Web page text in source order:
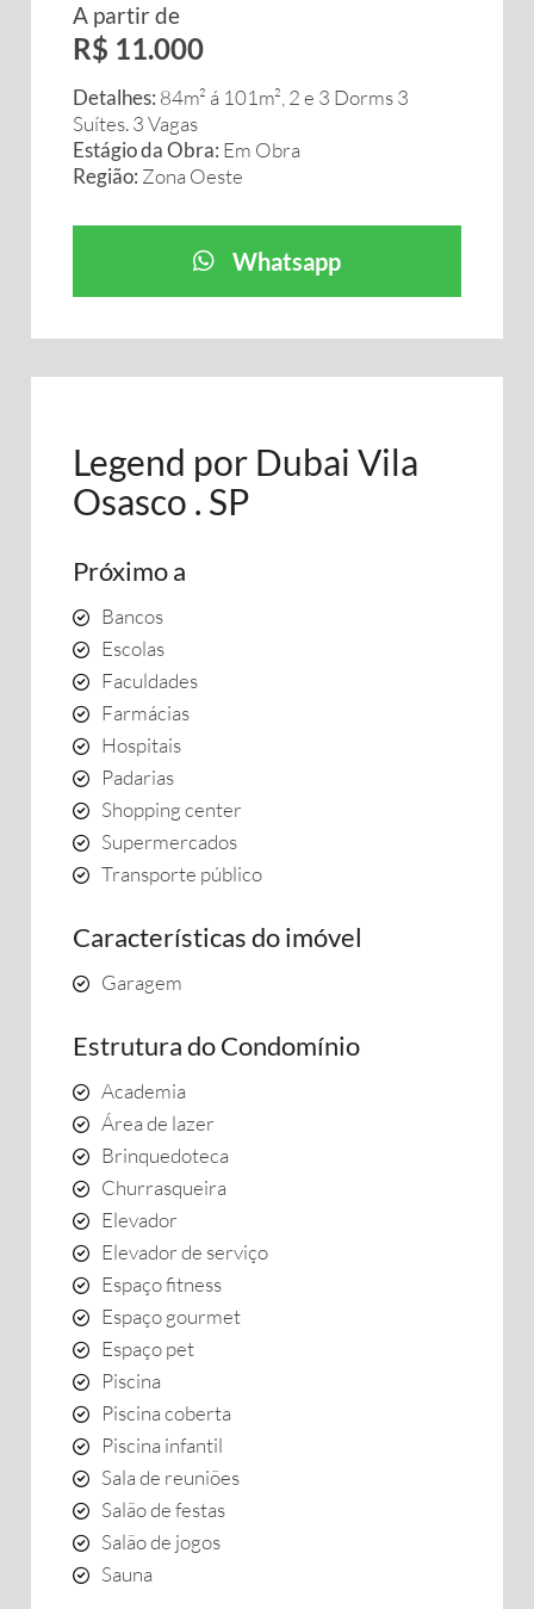
A partir de
R$ 11.000
Detalhes: 84m² á 101m², 2 e 3 Dorms 3
Suítes. 3 Vagas
Estágio da Obra: Em Obra
Região: Zona Oeste
Whatsapp
Legend por Dubai Vila
Osasco . SP
Próximo a
Bancos
Escolas
Faculdades
Farmácias
Hospitais
Padarias
Shopping center
Supermercados
Transporte público
Características do imóvel
Garagem
Estrutura do Condomínio
Academia
Área de lazer
Brinquedoteca
Churrasqueira
Elevador
Elevador de serviço
Espaço fitness
Espaço gourmet
Espaço pet
Piscina
Piscina coberta
Piscina infantil
Sala de reuniões
Salão de festas
Salão de jogos
Sauna